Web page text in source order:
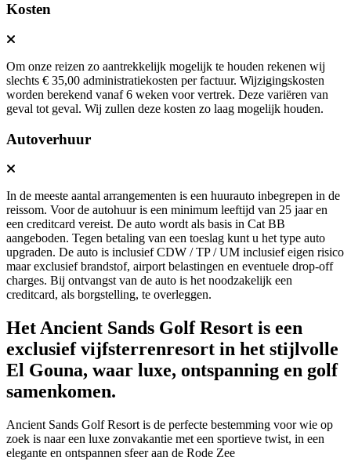
Kosten
Om onze reizen zo aantrekkelijk mogelijk te houden rekenen wij
slechts € 35,00 administratiekosten per factuur. Wijzigingskosten
worden berekend vanaf 6 weken voor vertrek. Deze variëren van
geval tot geval. Wij zullen deze kosten zo laag mogelijk houden.
Autoverhuur
In de meeste aantal arrangementen is een huurauto inbegrepen in de
reissom. Voor de autohuur is een minimum leeftijd van 25 jaar en
een creditcard vereist. De auto wordt als basis in Cat BB
aangeboden. Tegen betaling van een toeslag kunt u het type auto
upgraden. De auto is inclusief CDW / TP / UM inclusief eigen risico
maar exclusief brandstof, airport belastingen en eventuele drop-off
charges. Bij ontvangst van de auto is het noodzakelijk een
creditcard, als borgstelling, te overleggen.
Het Ancient Sands Golf Resort is een
exclusief vijfsterrenresort in het stijlvolle
El Gouna, waar luxe, ontspanning en golf
samenkomen.
Ancient Sands Golf Resort is de perfecte bestemming voor wie op
zoek is naar een luxe zonvakantie met een sportieve twist, in een
elegante en ontspannen sfeer aan de Rode Zee